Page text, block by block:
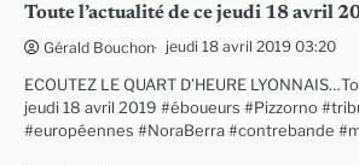
Toute l’actualité de ce jeudi 18 avril
Gérald Bouchon jeudi 18 avril 2019 03:20
ECOUTEZ LE QUART D’HEURE
jeudi 18 avril 2019 #éboueurs #Pizzorno
#européennes #NoraBerra #contrebande